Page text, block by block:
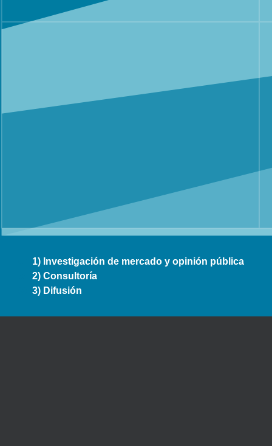
1) Investigación de mercado y opinión pública
2) Consultoría
3) Difusión